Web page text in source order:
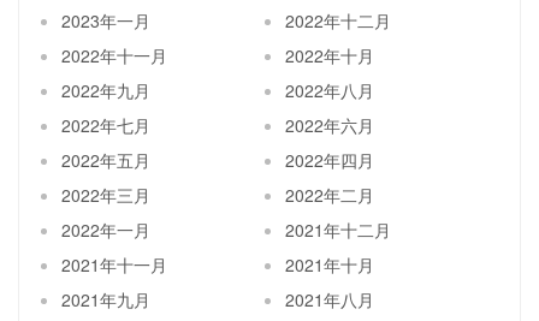
2023年一月
2022年十二月
2022年十一月
2022年十月
2022年九月
2022年八月
2022年七月
2022年六月
2022年五月
2022年四月
2022年三月
2022年二月
2022年一月
2021年十二月
2021年十一月
2021年十月
2021年九月
2021年八月